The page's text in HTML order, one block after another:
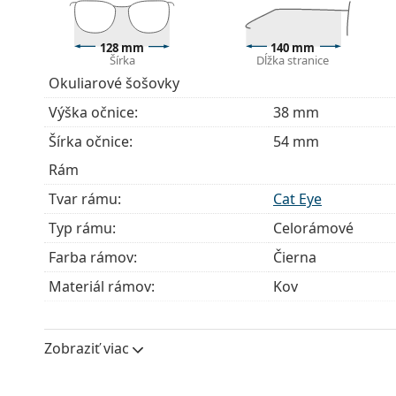
Príslušenstvo
Okuliare dodávame s originálnym puzdrom.
Handrička, ktorá je súčasťou balenia, je ideálna
modely môžu namiesto handričky obsahovať
Ide o zdravotnícku pomôcku. Pred použitím si
128 mm
Šírka
140 mm
Dĺžka stranice
Okuliarové šošovky
Výška očnice:
38 mm
Šírka očnice:
54 mm
Rám
Tvar rámu:
Cat Eye
Typ rámu:
Celorámové
Farba rámov:
Čierna
Materiál rámov:
Kov
Šírka:
Zobraziť viac